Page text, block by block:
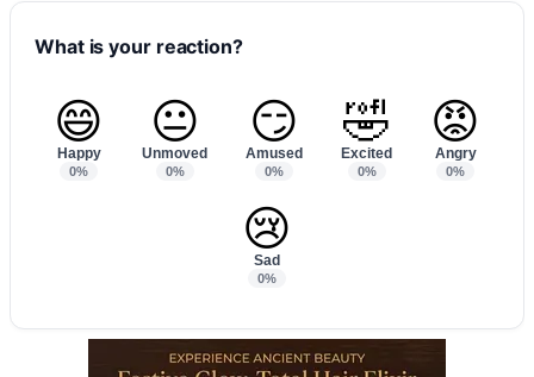
What is your reaction?
😄
Happy
0%
😐
Unmoved
0%
😏
Amused
0%
🤣
Excited
0%
😡
Angry
0%
😢
Sad
0%